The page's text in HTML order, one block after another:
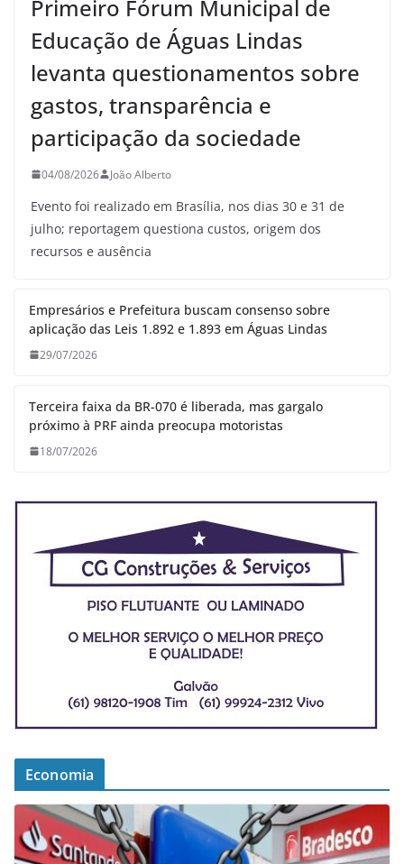
Primeiro Fórum Municipal de
Educação de Águas Lindas
levanta questionamentos sobre
gastos, transparência e
participação da sociedade
04/08/2026 João Alberto
Evento foi realizado em Brasília, nos dias 30 e 31 de
julho; reportagem questiona custos, origem dos
recursos e ausência
Empresários e Prefeitura buscam consenso sobre
aplicação das Leis 1.892 e 1.893 em Águas Lindas
29/07/2026
Terceira faixa da BR-070 é liberada, mas gargalo
próximo à PRF ainda preocupa motoristas
18/07/2026
Economia